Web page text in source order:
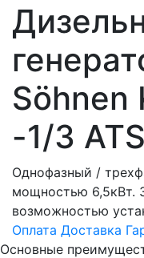
Söhnen
-1/3
Однофазный /
мощностью 6,5кВт.
возможностью
Оплата Доставка
Основные